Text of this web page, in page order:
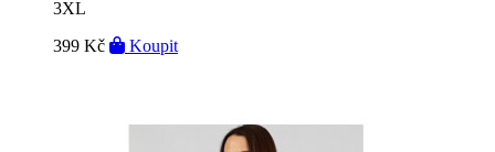
3XL
399 Kč
Koupit